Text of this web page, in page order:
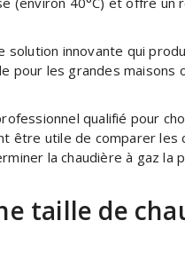
solution innovante qui
pour les grandes maisons
qualifié pour
être utile de comparer les
la chaudière à gaz la
taille de